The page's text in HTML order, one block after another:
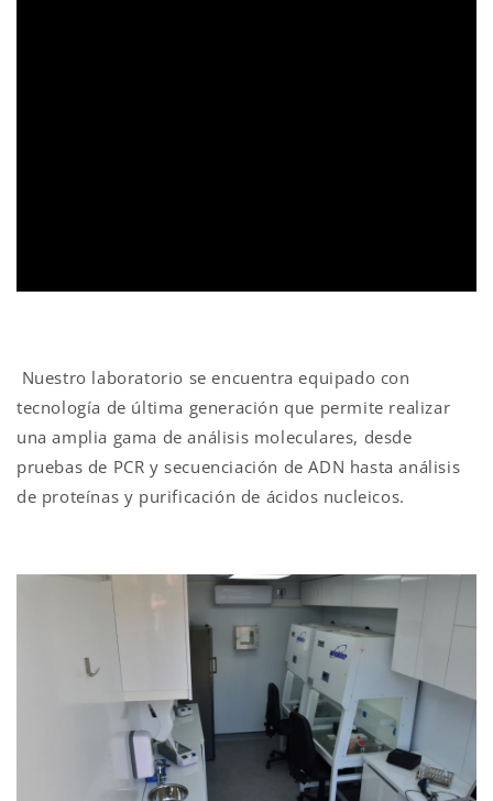
Nuestro laboratorio se encuentra equipado con
tecnología de última generación que permite realizar
una amplia gama de análisis moleculares, desde
pruebas de PCR y secuenciación de ADN hasta análisis
de proteínas y purificación de ácidos nucleicos.